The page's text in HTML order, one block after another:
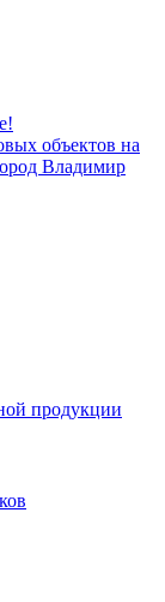
объектов на
Владимир
продукции